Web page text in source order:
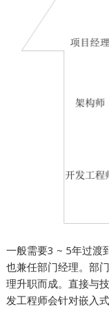
一般需要3 ~ 5年过渡
也兼任部门经理。部
理升职而成。直接与
发工程师会针对嵌入